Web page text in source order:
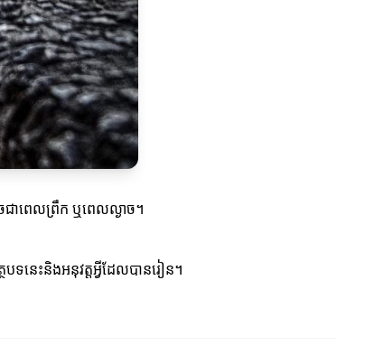
ជាពេលព្រឹក ឬពេលល្ងាច។
ទនេះនិងអនុវត្តអ្វីដែលបានរៀន។